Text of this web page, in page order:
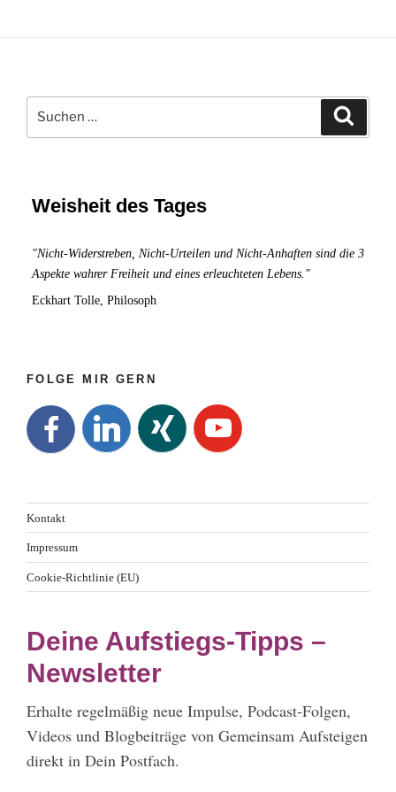
nach:
Weisheit des Tages
"Nicht-Widerstreben, Nicht-Urteilen und Nicht-Anhaften sind die 3
Aspekte wahrer Freiheit und eines erleuchteten Lebens."
Eckhart Tolle, Philosoph
FOLGE MIR GERN
Kontakt
Impressum
Cookie-Richtlinie (EU)
Deine Aufstiegs-Tipps –
Newsletter
Erhalte regelmäßig neue Impulse, Podcast-Folgen,
Videos und Blogbeiträge von Gemeinsam Aufsteigen
direkt in Dein Postfach.